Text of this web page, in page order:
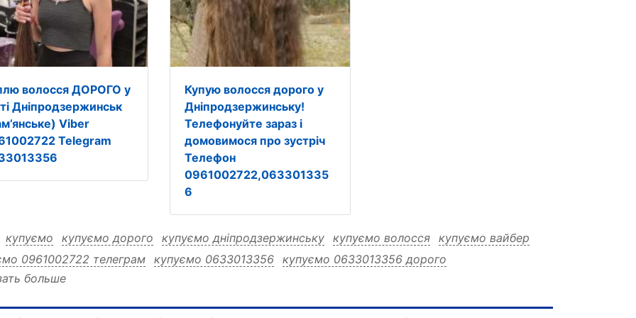
волосся ДОРОГО у
Дніпродзержинськ
Viber
Telegram
Купую волосся дорого у
Дніпродзержинську!
Телефонуйте зараз і
домовимося про зустріч
Телефон
0961002722,063301335
6
купуємо купуємо дорого купуємо дніпродзержинську купуємо волосся купуємо вайбер
0961002722 телеграм купуємо 0633013356 купуємо 0633013356 дорого
0633013356 дніпродзержинську
больше